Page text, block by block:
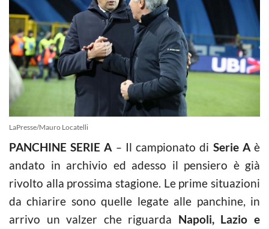
LaPresse/Mauro Locatelli
PANCHINE SERIE A – Il campionato di Serie Aè
andato in archivio ed adesso il pensiero è già
rivolto alla prossima stagione. Le prime situazioni
da chiarire sono quelle legate alle panchine, in
arrivo un valzer che riguarda Napoli, Lazio e